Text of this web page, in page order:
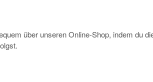
über unseren Online-Shop, indem du